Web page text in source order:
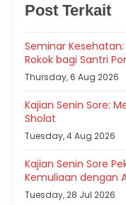
Post Terkait
Seminar
Rokok bagi Santri
Thursday, 6 Aug 2026
Kajian Senin Sore:
Sholat
Tuesday, 4 Aug 2026
Kajian Senin Sore
Kemuliaan dengan
Tuesday, 28 Jul 2026